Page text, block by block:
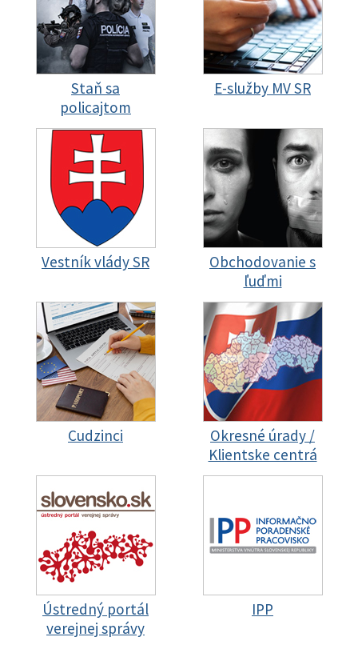
Staň sa
policajtom
E-služby MV SR
Vestník vlády SR
Obchodovanie s
ľuďmi
Cudzinci
Okresné úrady /
Klientske centrá
Ústredný portál
verejnej správy
IPP